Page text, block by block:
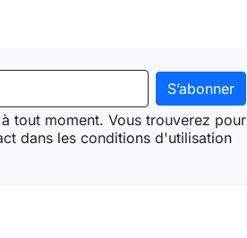
tout moment. Vous trouverez pour
dans les conditions d'utilisation